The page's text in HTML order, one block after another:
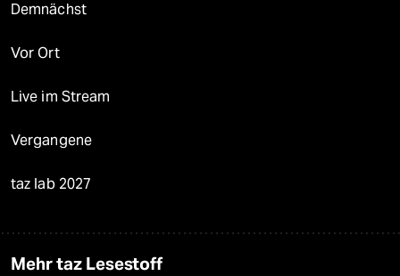
Demnächst
Vor Ort
Live im Stream
Vergangene
taz lab 2027
Mehr taz Lesestoff